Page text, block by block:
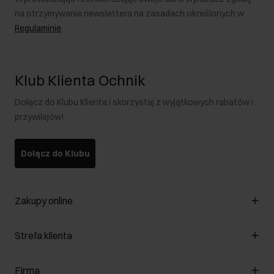
na otrzymywanie newslettera na zasadach określonych w
Regulaminie.
Klub Klienta Ochnik
Dołącz do Klubu Klienta i skorzystaj z wyjątkowych rabatów i
przywilejów!
Dołącz do Klubu
Zakupy online
Zarządzaj cookies
Strefa klienta
Klub Klienta
Firma